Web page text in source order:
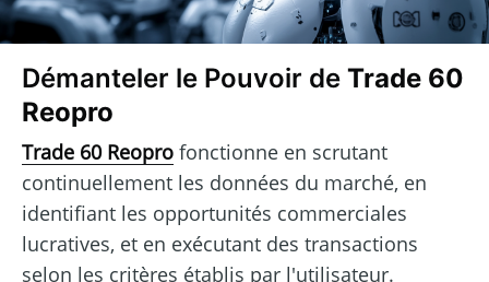
Démanteler le Pouvoir de Trade 60
Reopro
Trade 60 Reopro fonctionne en scrutant
continuellement les données du marché, en
identifiant les opportunités commerciales
lucratives, et en exécutant des transactions
selon les critères établis par l'utilisateur.